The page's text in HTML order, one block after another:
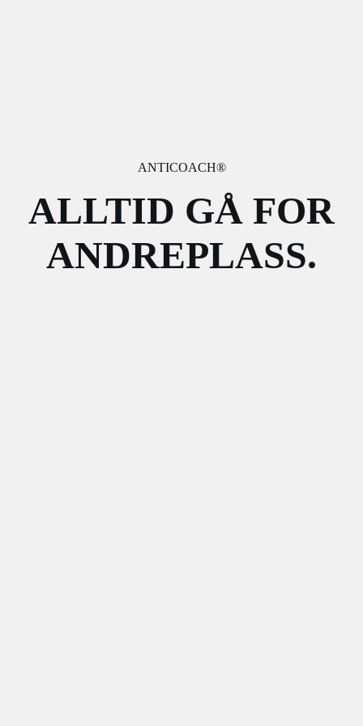
ANTICOACH®
ALLTID GÅ FOR
ANDREPLASS.